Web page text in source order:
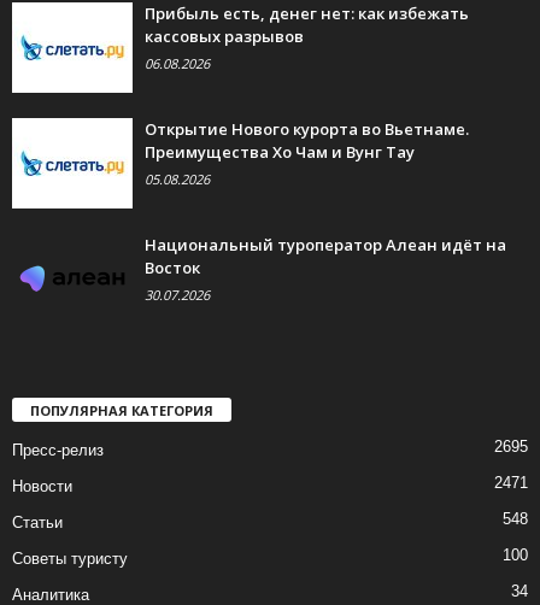
Прибыль есть, денег нет: как избежать
кассовых разрывов
06.08.2026
Открытие Нового курорта во Вьетнаме.
Преимущества Хо Чам и Вунг Тау
05.08.2026
Национальный туроператор Алеан идёт на
Восток
30.07.2026
ПОПУЛЯРНАЯ КАТЕГОРИЯ
Пресс-релиз 2695
Новости 2471
Статьи 548
Советы туристу 100
Аналитика 34